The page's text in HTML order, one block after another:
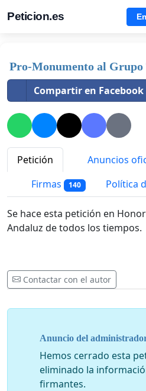
Peticion.es
Pro-Monumento al
Compartir en Facebook
Petición Anuncios
Firmas 140 Política
Se hace esta petición en
Andaluz de todos los tiempos.
Contactar con el autor
Anuncio del
Hemos cerrado esta
eliminado la
firmantes.